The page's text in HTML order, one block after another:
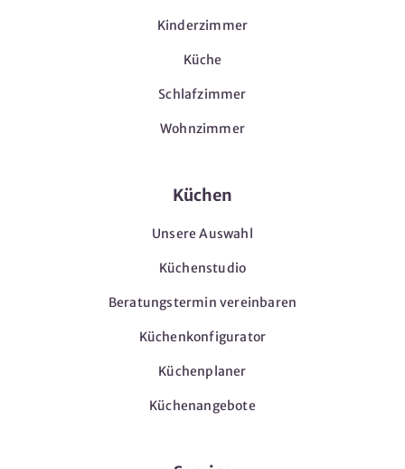
Kinderzimmer
Küche
Schlafzimmer
Wohnzimmer
Küchen
Unsere Auswahl
Küchenstudio
Beratungstermin vereinbaren
Küchenkonfigurator
Küchenplaner
Küchenangebote